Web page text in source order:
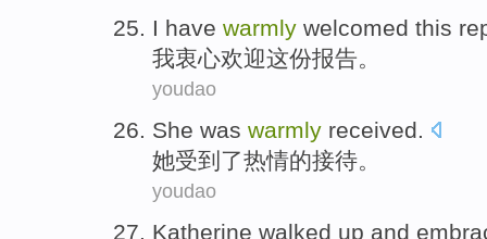
I have warmly welcomed this
我衷心欢迎这份报告。
youdao
She was warmly received.
她受到 了热情的接待。
youdao
Katherine walked up and